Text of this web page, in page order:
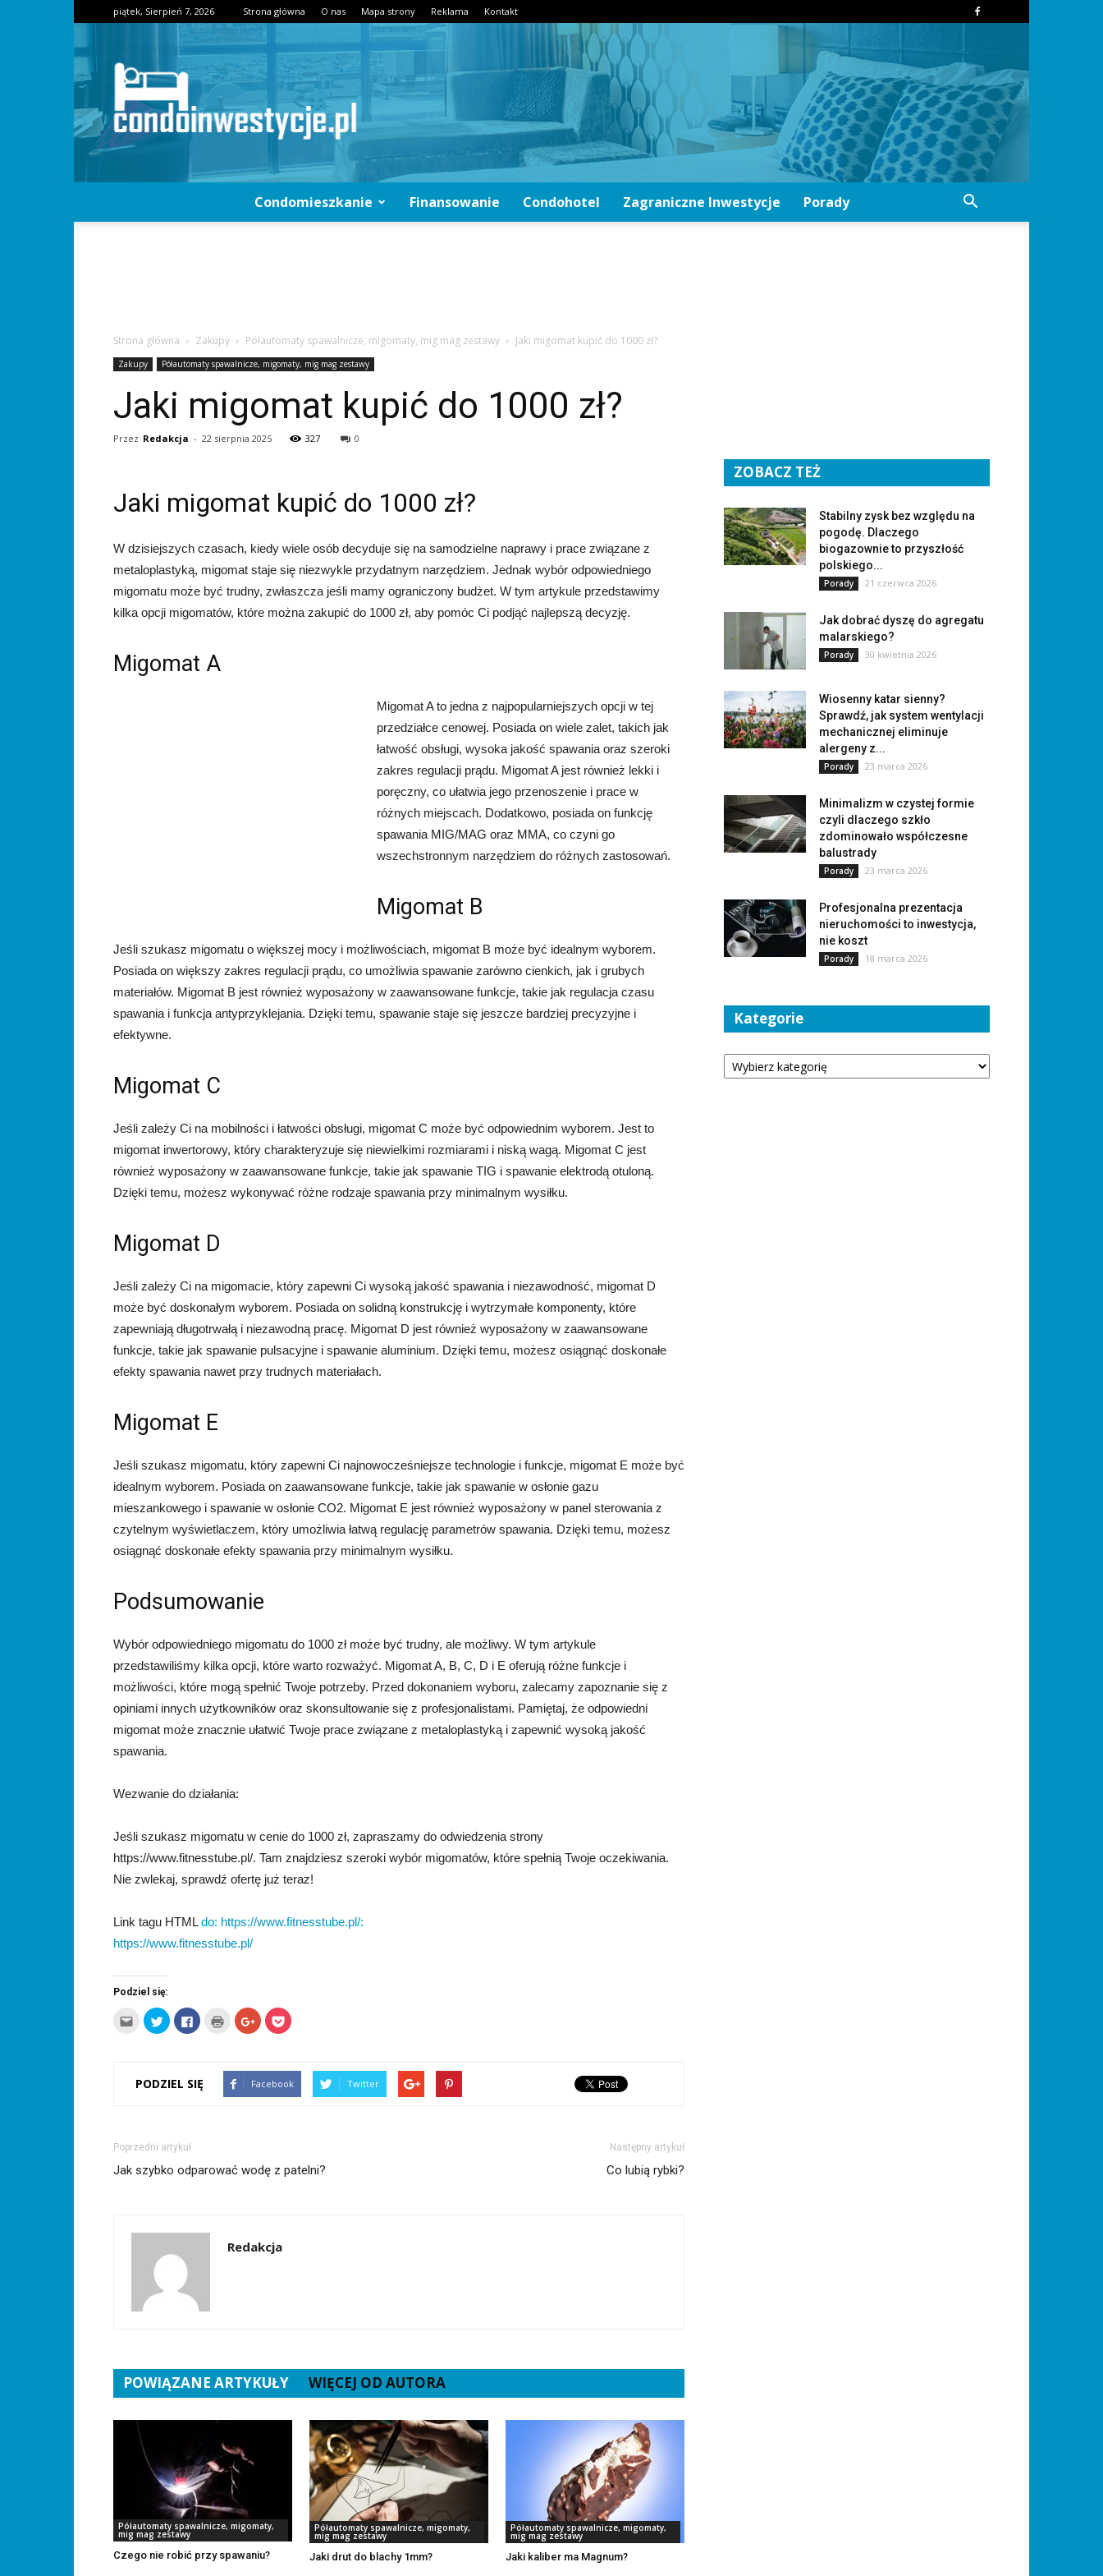
piątek, Sierpień 7, 2026 Strona główna O nas Mapa strony Reklama Kontakt
Condomieszkanie Finansowanie Condohotel Zagraniczne Inwestycje Porady
Strona główna Zakupy Półautomaty spawalnicze, migomaty, mig mag zestawy Jaki migomat kupić do 1000 zł?
Zakupy Półautomaty spawalnicze, migomaty, mig mag zestawy
Jaki migomat kupić do 1000 zł?
Przez Redakcja - 22 sierpnia 2025 327 0
Jaki migomat kupić do 1000 zł?
W dzisiejszych czasach, kiedy wiele osób decyduje się na samodzielne naprawy i prace związane z
metaloplastyką, migomat staje się niezwykle przydatnym narzędziem. Jednak wybór odpowiedniego
migomatu może być trudny, zwłaszcza jeśli mamy ograniczony budżet. W tym artykule przedstawimy
kilka opcji migomatów, które można zakupić do 1000 zł, aby pomóc Ci podjąć najlepszą decyzję.
Migomat A
Migomat A to jedna z najpopularniejszych opcji w tej
przedziałce cenowej. Posiada on wiele zalet, takich jak
łatwość obsługi, wysoka jakość spawania oraz szeroki
zakres regulacji prądu. Migomat A jest również lekki i
poręczny, co ułatwia jego przenoszenie i prace w
różnych miejscach. Dodatkowo, posiada on funkcję
spawania MIG/MAG oraz MMA, co czyni go
wszechstronnym narzędziem do różnych zastosowań.
Migomat B
Jeśli szukasz migomatu o większej mocy i możliwościach, migomat B może być idealnym wyborem.
Posiada on większy zakres regulacji prądu, co umożliwia spawanie zarówno cienkich, jak i grubych
materiałów. Migomat B jest również wyposażony w zaawansowane funkcje, takie jak regulacja czasu
spawania i funkcja antyprzyklejania. Dzięki temu, spawanie staje się jeszcze bardziej precyzyjne i
efektywne.
Migomat C
Jeśli zależy Ci na mobilności i łatwości obsługi, migomat C może być odpowiednim wyborem. Jest to
migomat inwertorowy, który charakteryzuje się niewielkimi rozmiarami i niską wagą. Migomat C jest
również wyposażony w zaawansowane funkcje, takie jak spawanie TIG i spawanie elektrodą otuloną.
Dzięki temu, możesz wykonywać różne rodzaje spawania przy minimalnym wysiłku.
Migomat D
Jeśli zależy Ci na migomacie, który zapewni Ci wysoką jakość spawania i niezawodność, migomat D
może być doskonałym wyborem. Posiada on solidną konstrukcję i wytrzymałe komponenty, które
zapewniają długotrwałą i niezawodną pracę. Migomat D jest również wyposażony w zaawansowane
funkcje, takie jak spawanie pulsacyjne i spawanie aluminium. Dzięki temu, możesz osiągnąć doskonałe
efekty spawania nawet przy trudnych materiałach.
Migomat E
Jeśli szukasz migomatu, który zapewni Ci najnowocześniejsze technologie i funkcje, migomat E może być
idealnym wyborem. Posiada on zaawansowane funkcje, takie jak spawanie w osłonie gazu
mieszankowego i spawanie w osłonie CO2. Migomat E jest również wyposażony w panel sterowania z
czytelnym wyświetlaczem, który umożliwia łatwą regulację parametrów spawania. Dzięki temu, możesz
osiągnąć doskonałe efekty spawania przy minimalnym wysiłku.
Podsumowanie
Wybór odpowiedniego migomatu do 1000 zł może być trudny, ale możliwy. W tym artykule
przedstawiliśmy kilka opcji, które warto rozważyć. Migomat A, B, C, D i E oferują różne funkcje i
możliwości, które mogą spełnić Twoje potrzeby. Przed dokonaniem wyboru, zalecamy zapoznanie się z
opiniami innych użytkowników oraz skonsultowanie się z profesjonalistami. Pamiętaj, że odpowiedni
migomat może znacznie ułatwić Twoje prace związane z metaloplastyką i zapewnić wysoką jakość
spawania.
Wezwanie do działania:
Jeśli szukasz migomatu w cenie do 1000 zł, zapraszamy do odwiedzenia strony
https://www.fitnesstube.pl/. Tam znajdziesz szeroki wybór migomatów, które spełnią Twoje oczekiwania.
Nie zwlekaj, sprawdź ofertę już teraz!
Link tagu HTMLdo: https://www.fitnesstube.pl/:
https://www.fitnesstube.pl/
Podziel się:
Kliknij,
aby
wysłać
przez
e-
Udostępnij
na
Twitterze(Otwiera
oknie)
Click
to
w
nowym
Kliknij
by
wydrukować(Otwiera
oknie)
Click
to
share
w
nowym
Click
to
nowym
oknie)
PODZIEL SIĘ Facebook Twitter
Poprzedni artykuł
Jak szybko odparować wodę z patelni?
Następny artykuł
Co lubią rybki?
Redakcja
POWIĄZANE ARTYKUŁY WIĘCEJ OD AUTORA
Półautomaty spawalnicze, migomaty,
mig mag zestawy
Czego nie robić przy spawaniu?
Półautomaty spawalnicze, migomaty,
mig mag zestawy
Jaki drut do blachy 1mm?
Półautomaty spawalnicze, migomaty,
mig mag zestawy
Jaki kaliber ma Magnum?
ZOBACZ TEŻ
Stabilny zysk bez względu na
pogodę. Dlaczego
biogazownie to przyszłość
polskiego...
Porady 21 czerwca 2026
Jak dobrać dyszę do agregatu
malarskiego?
Porady 30 kwietnia 2026
Wiosenny katar sienny?
Sprawdź, jak system wentylacji
mechanicznej eliminuje
alergeny z...
Porady 23 marca 2026
Minimalizm w czystej formie
czyli dlaczego szkło
zdominowało współczesne
balustrady
Porady 23 marca 2026
Profesjonalna prezentacja
nieruchomości to inwestycja,
nie koszt
Porady 18 marca 2026
Kategorie
Kategorie